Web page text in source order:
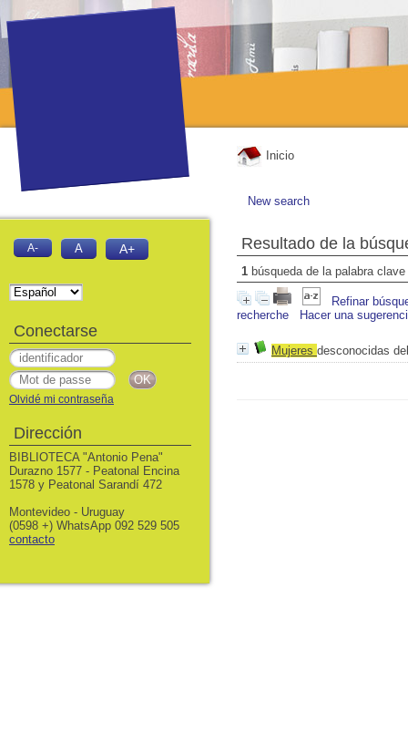
Inicio
New search
Resultado de la
1 búsqueda de la palabra clave
Refinar
recherche
Hacer una
Mujeres desconocidas
A- A A+
Conectarse
Olvidé mi contraseña
Dirección
BIBLIOTECA "Antonio Pena"
Durazno 1577 - Peatonal Encina
1578 y Peatonal Sarandí 472
Montevideo - Uruguay
(0598 +) WhatsApp 092 529 505
contacto